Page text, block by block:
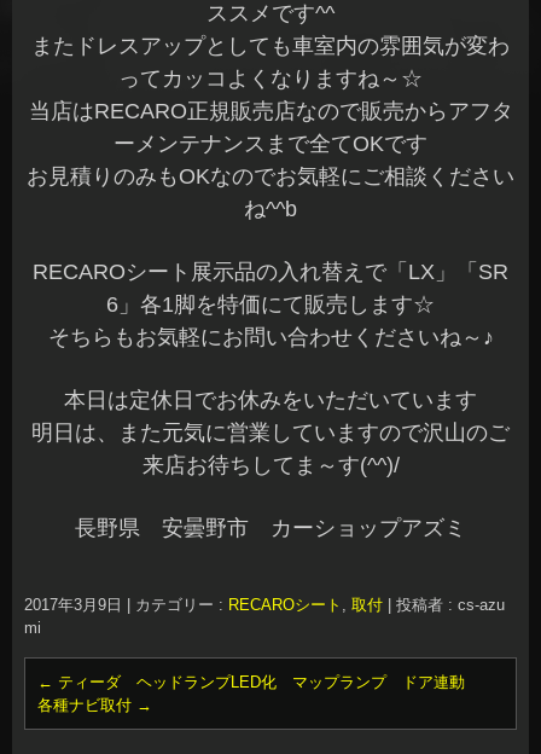
ススメです^^
またドレスアップとしても車室内の雰囲気が変わ
ってカッコよくなりますね～☆
当店はRECARO正規販売店なので販売からアフタ
ーメンテナンスまで全てOKです
お見積りのみもOKなのでお気軽にご相談ください
ね^^b
RECAROシート展示品の入れ替えで「LX」「SR
6」各1脚を特価にて販売します☆
そちらもお気軽にお問い合わせくださいね～♪
本日は定休日でお休みをいただいています
明日は、また元気に営業していますので沢山のご
来店お待ちしてま～す(^^)/
長野県 安曇野市 カーショップアズミ
2017年3月9日 カテゴリー : RECAROシート , 取付
投稿者 : cs-azu
mi
← ティーダ ヘッドランプLED化 マップランプ ドア連動
各種ナビ取付 →